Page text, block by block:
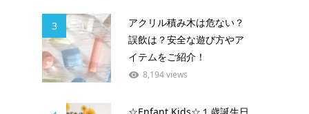
3
アクリル積み木は危ない？
誤飲は？安全な遊び方やア
イテムをご紹介！
8,194 views